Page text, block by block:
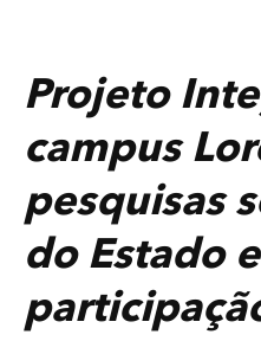
Projeto
campus
pesquisas
do Estado e